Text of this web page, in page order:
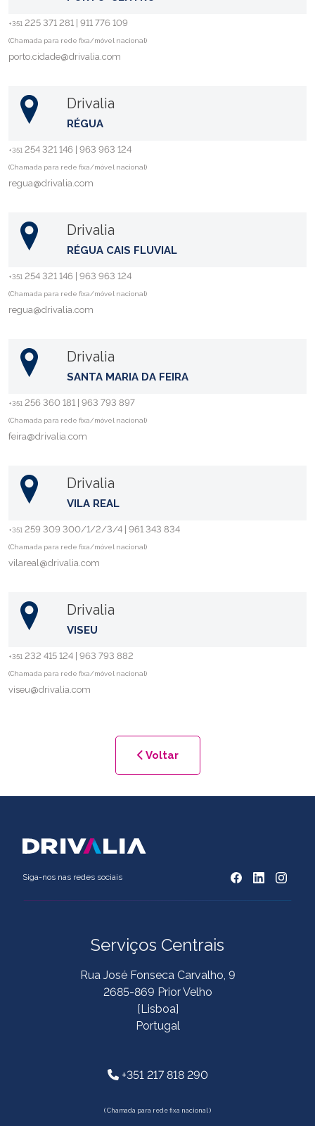
+351 225 371 281 | 911 776 109
(Chamada para rede fixa/móvel nacional)
porto.cidade@drivalia.com
Drivalia
RÉGUA
+351 254 321 146 | 963 963 124
(Chamada para rede fixa/móvel nacional)
regua@drivalia.com
Drivalia
RÉGUA CAIS FLUVIAL
+351 254 321 146 | 963 963 124
(Chamada para rede fixa/móvel nacional)
regua@drivalia.com
Drivalia
SANTA MARIA DA FEIRA
+351 256 360 181 | 963 793 897
(Chamada para rede fixa/móvel nacional)
feira@drivalia.com
Drivalia
VILA REAL
+351 259 309 300/1/2/3/4 | 961 343 834
(Chamada para rede fixa/móvel nacional)
vilareal@drivalia.com
Drivalia
VISEU
+351 232 415 124 | 963 793 882
(Chamada para rede fixa/móvel nacional)
viseu@drivalia.com
Voltar
Siga-nos nas redes sociais
Serviços Centrais
Rua José Fonseca Carvalho, 9
2685-869 Prior Velho
[Lisboa]
Portugal
+351 217 818 290
( Chamada para rede fixa nacional )